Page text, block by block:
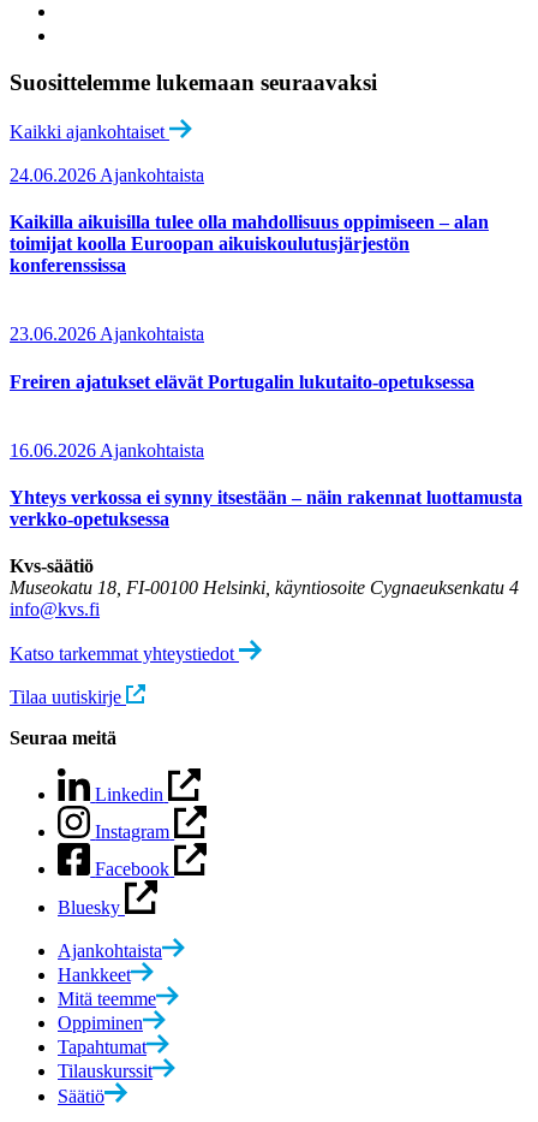
Suosittelemme lukemaan seuraavaksi
Kaikki ajankohtaiset
24.06.2026 Ajankohtaista
Kaikilla aikuisilla tulee olla mahdollisuus oppimiseen – alan
toimijat koolla Euroopan aikuiskoulutusjärjestön
konferenssissa
23.06.2026 Ajankohtaista
Freiren ajatukset elävät Portugalin lukutaito-opetuksessa
16.06.2026 Ajankohtaista
Yhteys verkossa ei synny itsestään – näin rakennat luottamusta
verkko-opetuksessa
Kvs-säätiö
Museokatu 18, FI-00100 Helsinki, käyntiosoite Cygnaeuksenkatu 4
info@kvs.fi
Katso tarkemmat yhteystiedot
Tilaa uutiskirje
Seuraa meitä
Linkedin
Instagram
Facebook
Bluesky
Ajankohtaista
Hankkeet
Mitä teemme
Oppiminen
Tapahtumat
Tilauskurssit
Säätiö